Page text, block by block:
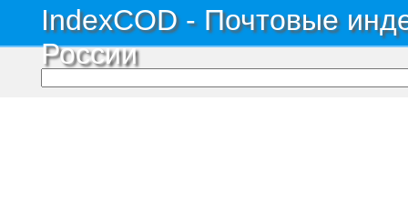
IndexCOD - Почтовые
России